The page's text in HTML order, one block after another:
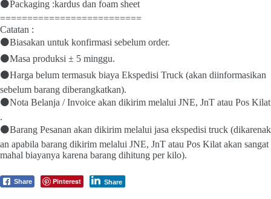
⚫Packaging :kardus dan foam sheet
==========================
Catatan :
⚫Biasakan untuk konfirmasi sebelum order.
⚫Masa produksi ± 5 minggu.
⚫Harga belum termasuk biaya Ekspedisi Truck (akan diinformasikan
sebelum barang diberangkatkan).
⚫Nota Belanja / Invoice akan dikirim melalui JNE, JnT atau Pos Kilat
.
⚫Barang Pesanan akan dikirim melalui jasa ekspedisi truck (dikarenak
an apabila barang dikirim melalui JNE, JnT atau Pos Kilat akan sangat
mahal biayanya karena barang dihitung per kilo).
Share Pinterest Share